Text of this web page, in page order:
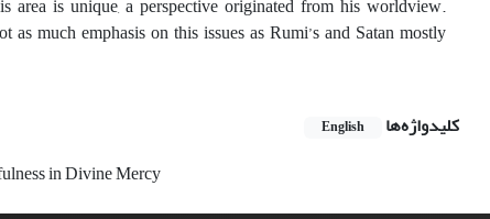
much emphasis on this issues as Rumi’s and Satan mostly
کلیدواژه‌ها
English
in Divine Mercy